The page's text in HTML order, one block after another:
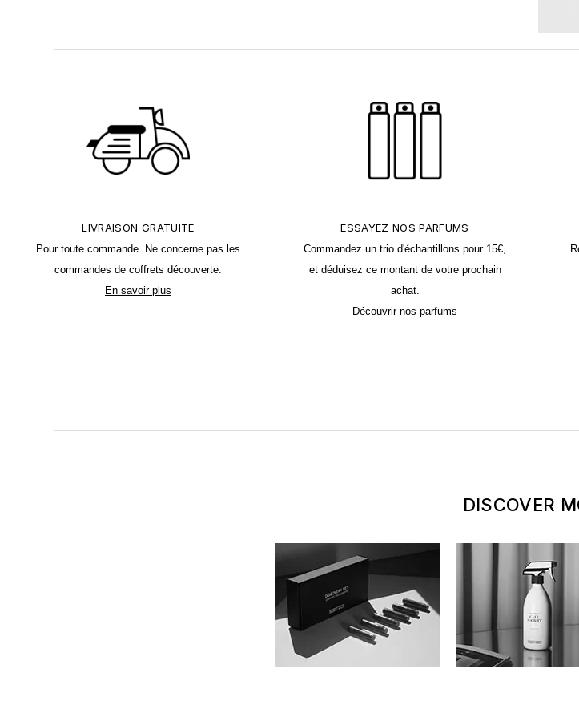
LIVRAISON GRATUITE
Pour toute commande. Ne concerne pas les
commandes de coffrets découverte.
En savoir plus
ESSAYEZ NOS PARFUMS
Commandez un trio d'échantillons pour 15€,
et déduisez ce montant de votre prochain
achat.
Découvrir nos parfums
DISCOVER